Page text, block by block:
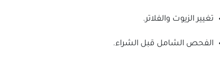
تغيير الزيوت والفلاتر.
الفحص الشامل قبل الشراء.